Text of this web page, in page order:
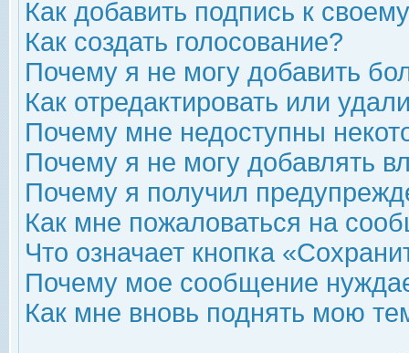
Как добавить подпись к
Как создать голосование?
Почему я не могу добавить
Как отредактировать или
Почему мне недоступны
Почему я не могу добавлять
Почему я получил
Как мне пожаловаться на
Что означает кнопка
Почему мое сообщение
Как мне вновь поднять мою